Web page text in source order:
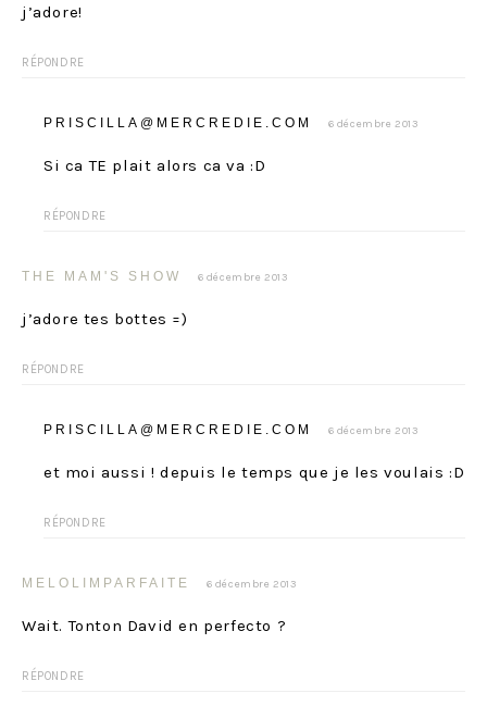
j’adore!
RÉPONDRE
PRISCILLA@MERCREDIE.COM 6 décembre 2013
Si ca TE plait alors ca va :D
RÉPONDRE
THE MAM'S SHOW 6 décembre 2013
j’adore tes bottes =)
RÉPONDRE
PRISCILLA@MERCREDIE.COM 6 décembre 2013
et moi aussi ! depuis le temps que je les voulais :D
RÉPONDRE
MELOLIMPARFAITE 6 décembre 2013
Wait. Tonton David en perfecto ?
RÉPONDRE